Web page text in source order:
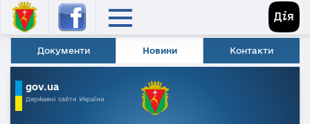
Документи Новини Контакти
gov.ua
Державні сайти України